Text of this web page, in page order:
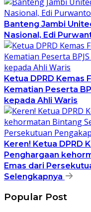
Banteng Jambi
Nasional, Edi
Ketua DPRD Kemas
Kematian Peserta
kepada Ahli Waris
Keren! Ketua DPRD
Penghargaan
Emas dari
Selengkapnya
Popular Post